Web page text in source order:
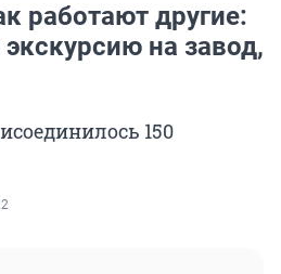
работают другие:
на завод,
150